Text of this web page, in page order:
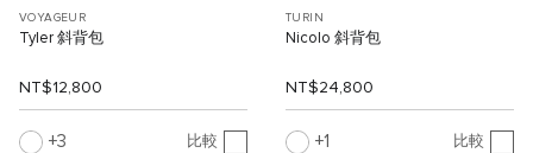
VOYAGEUR
Tyler 斜背包
NT$12,800
3 比較
TURIN
Nicolo 斜背包
NT$24,800
1 比較